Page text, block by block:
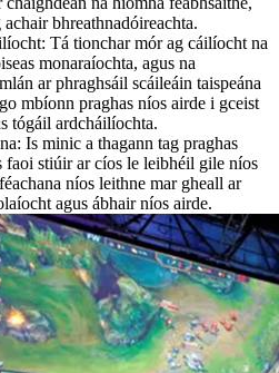
bhreathnadóireachta.
Tá tionchar mór ag cáilíocht na
monaraíochta, agus na
ar phraghsáil scáileáin taispeána
mbíonn praghas níos airde i gceist
tógáil ardcháilíochta.
Is minic a thagann tag praghas
faoi stiúir ar cíos le leibhéil gile níos
níos leithne mar gheall ar
agus ábhair níos airde.